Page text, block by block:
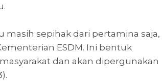
masih sepihak dari pertamina saja,
ESDM. Ini bentuk
dan akan dipergunakan